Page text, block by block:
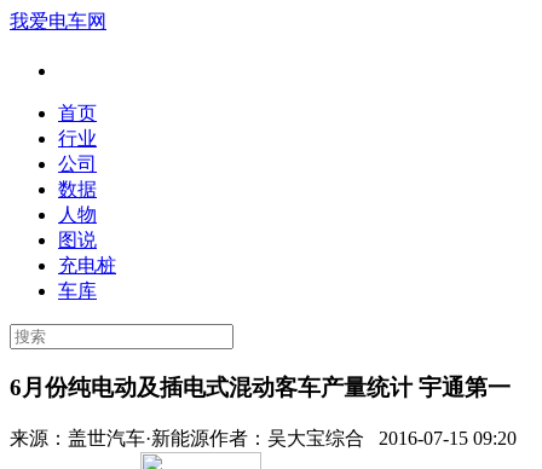
我爱电车网
首页
行业
公司
数据
人物
图说
充电桩
车库
6月份纯电动及插电式混动客车产量统计 宇通第一
来源： 盖世汽车·新能源作者： 吴大宝综合 2016-07-15 09:20